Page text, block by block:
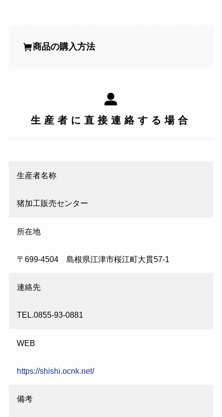
商品の購入方法
生産者に直接連絡する場合
生産者名称
猪加工販売センター
所在地
〒699-4504 島根県江津市桜江町大貫57-1
連絡先
TEL.0855-93-0881
WEB
https://shishi.ocnk.net/
備考